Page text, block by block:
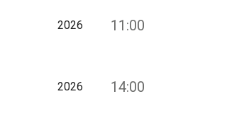
2026 11:00
2026 14:00